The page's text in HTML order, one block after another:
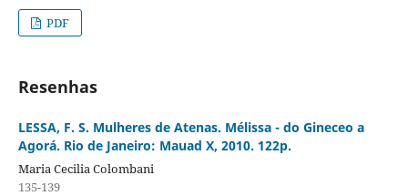
PDF
Resenhas
LESSA, F. S. Mulheres de Atenas. Mélissa - do Gineceo a
Agorá. Rio de Janeiro: Mauad X, 2010. 122p.
Maria Cecilia Colombani
135-139